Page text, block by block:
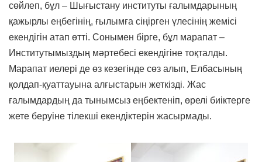
сөйлеп, бұл – Шығыстану институты ғалымдарының
қажырлы еңбегінің, ғылымға сіңірген үлесінің жемісі
екендігін атап өтті. Сонымен бірге, бұл марапат –
Институтымыздың мәртебесі екендігіне тоқталды.
Марапат иелері де өз кезегінде сөз алып, Елбасының
қолдап-қуаттауына алғыстарын жеткізді. Жас
ғалымдардың да тынымсыз еңбектеніп, өрелі биіктерге
жете беруіне тілекші екендіктерін жасырмады.